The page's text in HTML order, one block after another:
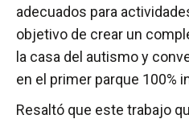
adecuados para
objetivo de crear un
la casa del autismo y
en el primer parque 100%
Resaltó que este trabajo